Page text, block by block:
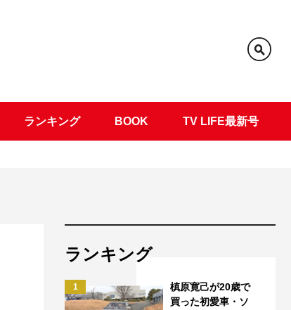
ランキング BOOK TV LIFE最新号
ランキング
1
槙原寛己が20歳で
買った初愛車・ソ